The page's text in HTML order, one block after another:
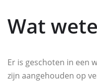
Wat
Er is geschoten in een
zijn aangehouden op